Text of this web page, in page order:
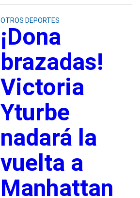
OTROS DEPORTES
¡Dona
brazadas!
Victoria
Yturbe
nadará la
vuelta a
Manhattan